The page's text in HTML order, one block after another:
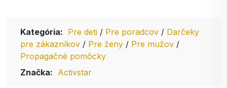
Kategória: Pre deti / Pre poradcov / Darčeky
pre zákazníkov / Pre ženy / Pre mužov /
Propagačné pomôcky
Značka: Activstar